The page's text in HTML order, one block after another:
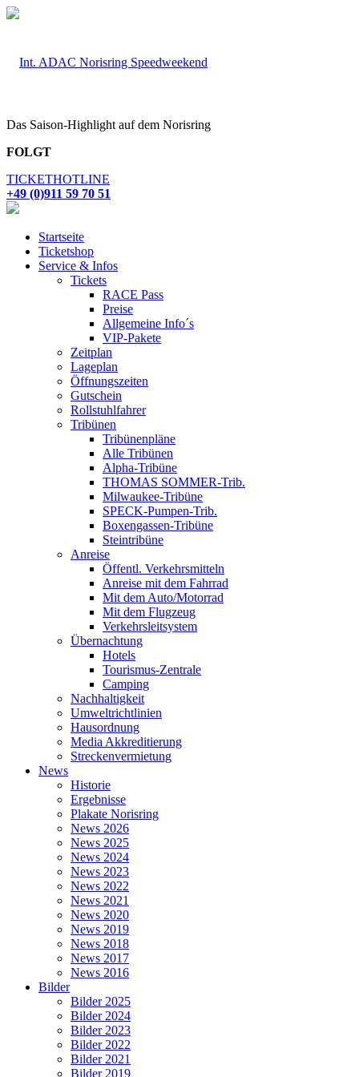
Das Saison-Highlight auf dem Norisring
FOLGT
TICKETHOTLINE
+49 (0)911 59 70 51
Startseite
Ticketshop
Service & Infos
Tickets
RACE Pass
Preise
Allgemeine Info´s
VIP-Pakete
Zeitplan
Lageplan
Öffnungszeiten
Gutschein
Rollstuhlfahrer
Tribünen
Tribünenpläne
Alle Tribünen
Alpha-Tribüne
THOMAS SOMMER-Trib.
Milwaukee-Tribüne
SPECK-Pumpen-Trib.
Boxengassen-Tribüne
Steintribüne
Anreise
Öffentl. Verkehrsmitteln
Anreise mit dem Fahrrad
Mit dem Auto/Motorrad
Mit dem Flugzeug
Verkehrsleitsystem
Übernachtung
Hotels
Tourismus-Zentrale
Camping
Nachhaltigkeit
Umweltrichtlinien
Hausordnung
Media Akkreditierung
Streckenvermietung
News
Historie
Ergebnisse
Plakate Norisring
News 2026
News 2025
News 2024
News 2023
News 2022
News 2021
News 2020
News 2019
News 2018
News 2017
News 2016
Bilder
Bilder 2025
Bilder 2024
Bilder 2023
Bilder 2022
Bilder 2021
Bilder 2019